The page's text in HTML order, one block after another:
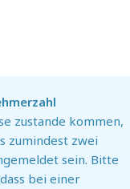
zustande kommen,
zumindest zwei
sein. Bitte
bei einer